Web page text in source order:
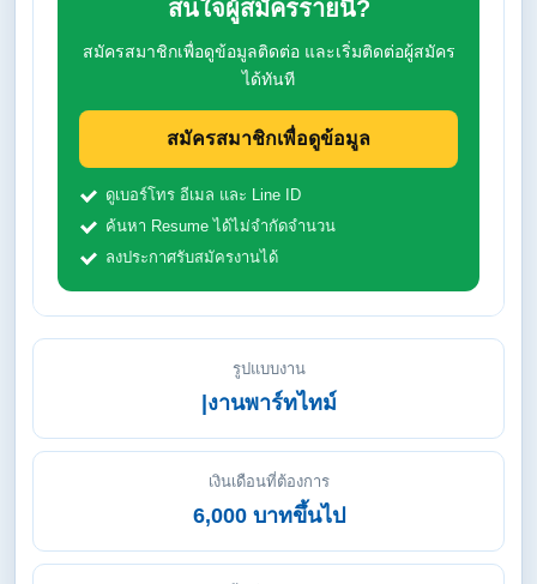
สนใจผู้สมัครรายนี้?
สมัครสมาชิกเพื่อดูข้อมูลติดต่อ และเริ่มติดต่อผู้สมัคร
ได้ทันที
สมัครสมาชิกเพื่อดูข้อมูล
ดูเบอร์โทร อีเมล และ Line ID
ค้นหา Resume ได้ไม่จำกัดจำนวน
ลงประกาศรับสมัครงานได้
รูปแบบงาน
|งานพาร์ทไทม์
เงินเดือนที่ต้องการ
6,000 บาทขึ้นไป